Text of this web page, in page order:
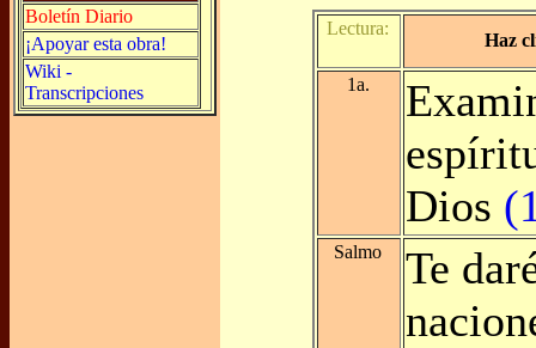
Boletín Diario
¡Apoyar esta obra!
Wiki -
Transcripciones
Lectura:
Haz
1a.
Dios
Salmo
Te